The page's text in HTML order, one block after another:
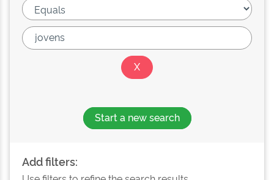
Start a new search
Add filters: